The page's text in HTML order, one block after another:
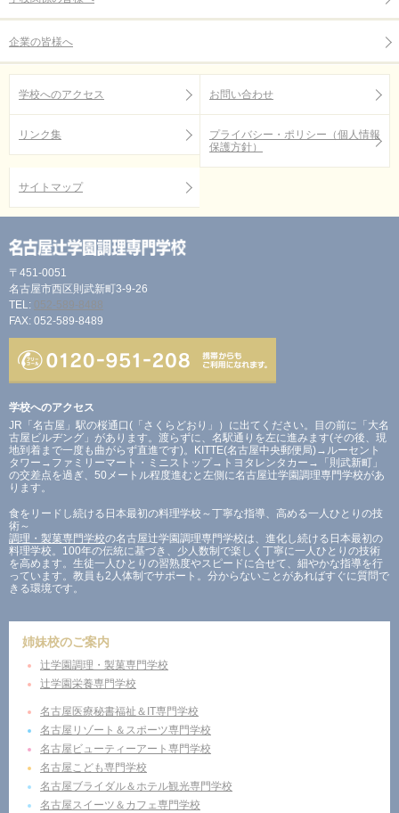
企業の皆様へ
学校へのアクセス お問い合わせ
リンク集
プライバシー・ポリシー（個人情報
保護方針）
サイトマップ
〒451-0051
名古屋市西区則武新町3-9-26
TEL: 052-589-8488
FAX: 052-589-8489
学校へのアクセス
JR「名古屋」駅の桜通口(「さくらどおり」）に出てください。目の前に「大名
古屋ビルヂング」があります。渡らずに、名駅通りを左に進みます(その後、現
地到着まで一度も曲がらず直進です)。KITTE(名古屋中央郵便局)→ルーセント
タワー→ファミリーマート・ミニストップ→トヨタレンタカー→「則武新町」
の交差点を過ぎ、50メートル程度進むと左側に名古屋辻学園調理専門学校があ
ります。
食をリードし続ける日本最初の料理学校～丁寧な指導、高める一人ひとりの技
術～
調理・製菓専門学校の名古屋辻学園調理専門学校は、進化し続ける日本最初の
料理学校。100年の伝統に基づき、少人数制で楽しく丁寧に一人ひとりの技術
を高めます。生徒一人ひとりの習熟度やスピードに合せて、細やかな指導を行
っています。教員も2人体制でサポート。分からないことがあればすぐに質問で
きる環境です。
姉妹校のご案内
辻学園調理・製菓専門学校
辻学園栄養専門学校
名古屋医療秘書福祉＆IT専門学校
名古屋リゾート＆スポーツ専門学校
名古屋ビューティーアート専門学校
名古屋こども専門学校
名古屋ブライダル＆ホテル観光専門学校
名古屋スイーツ＆カフェ専門学校